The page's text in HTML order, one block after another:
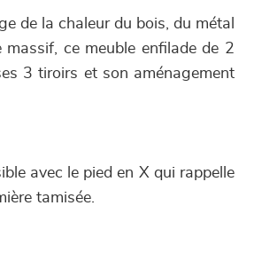
de la chaleur du bois, du métal
ce meuble enfilade de 2
3 tiroirs et son aménagement
avec le pied en X qui rappelle
tamisée.